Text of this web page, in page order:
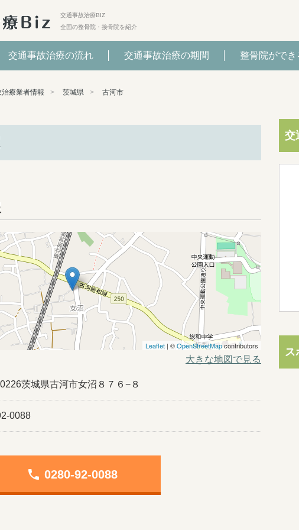
交通事故治療BIZ
全国の整骨院・接骨院を紹介
交通事故治療の流れ 交通事故治療の期間 整骨院ができ
療業者情報 茨城県 古河市
Leaflet | ©OpenStreetMapcontributors
大きな地図で見る
茨城県古河市女沼８７６−８
0088
phone 0280-92-0088
交
ス